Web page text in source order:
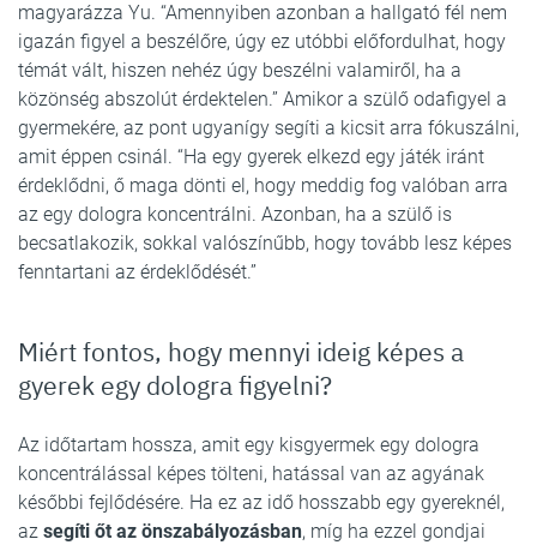
magyarázza Yu. “Amennyiben azonban a hallgató fél nem
igazán figyel a beszélőre, úgy ez utóbbi előfordulhat, hogy
témát vált, hiszen nehéz úgy beszélni valamiről, ha a
közönség abszolút érdektelen.” Amikor a szülő odafigyel a
gyermekére, az pont ugyanígy segíti a kicsit arra fókuszálni,
amit éppen csinál. “Ha egy gyerek elkezd egy játék iránt
érdeklődni, ő maga dönti el, hogy meddig fog valóban arra
az egy dologra koncentrálni. Azonban, ha a szülő is
becsatlakozik, sokkal valószínűbb, hogy tovább lesz képes
fenntartani az érdeklődését.”
Miért fontos, hogy mennyi ideig képes a
gyerek egy dologra figyelni?
Az időtartam hossza, amit egy kisgyermek egy dologra
koncentrálással képes tölteni, hatással van az agyának
későbbi fejlődésére. Ha ez az idő hosszabb egy gyereknél,
az segíti őt az önszabályozásban, míg ha ezzel gondjai